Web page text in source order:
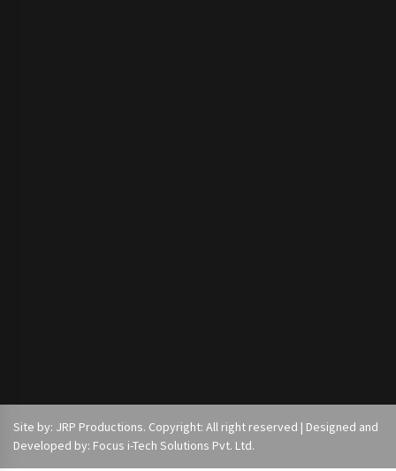
Site by: JRP Productions. Copyright: All right reserved | Designed and
Developed by: Focus i-Tech Solutions Pvt. Ltd.